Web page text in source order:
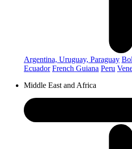
Argentina, Uruguay, Paraguay
Ecuador French Guiana Peru
Middle East and Africa